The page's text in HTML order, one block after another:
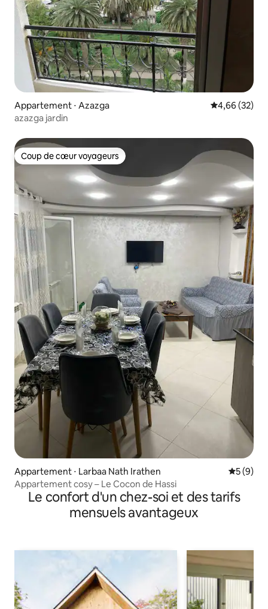
Appartement ⋅ Azazga Évaluation
4,66 (32)
azazga jardin
Coup de cœur voyageurs
Coup de cœur voyageurs
Appartement ⋅ Larbaa Nath Irathen
5 (9)
Appartement cosy – Le Cocon de Hassi
Le confort d'un chez-soi et des tarifs
mensuels avantageux